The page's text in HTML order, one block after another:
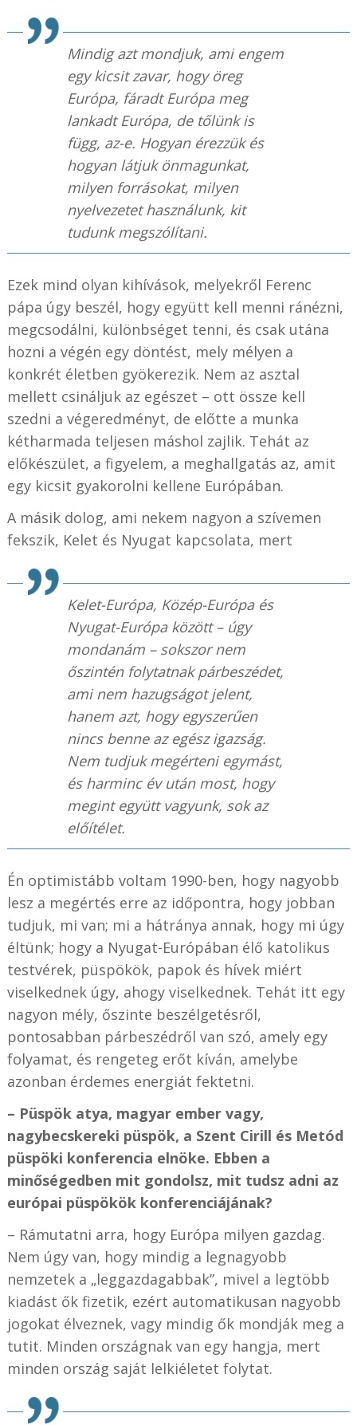
Mindig azt mondjuk, ami engem
egy kicsit zavar, hogy öreg
Európa, fáradt Európa meg
lankadt Európa, de tőlünk is
függ, az-e. Hogyan érezzük és
hogyan látjuk önmagunkat,
milyen forrásokat, milyen
nyelvezetet használunk, kit
tudunk megszólítani.
Ezek mind olyan kihívások, melyekről Ferenc
pápa úgy beszél, hogy együtt kell menni ránézni,
megcsodálni, különbséget tenni, és csak utána
hozni a végén egy döntést, mely mélyen a
konkrét életben gyökerezik. Nem az asztal
mellett csináljuk az egészet – ott össze kell
szedni a végeredményt, de előtte a munka
kétharmada teljesen máshol zajlik. Tehát az
előkészület, a figyelem, a meghallgatás az, amit
egy kicsit gyakorolni kellene Európában.
A másik dolog, ami nekem nagyon a szívemen
fekszik, Kelet és Nyugat kapcsolata, mert
Kelet-Európa, Közép-Európa és
Nyugat-Európa között – úgy
mondanám – sokszor nem
őszintén folytatnak párbeszédet,
ami nem hazugságot jelent,
hanem azt, hogy egyszerűen
nincs benne az egész igazság.
Nem tudjuk megérteni egymást,
és harminc év után most, hogy
megint együtt vagyunk, sok az
előítélet.
Én optimistább voltam 1990-ben, hogy nagyobb
lesz a megértés erre az időpontra, hogy jobban
tudjuk, mi van; mi a hátránya annak, hogy mi úgy
éltünk; hogy a Nyugat-Európában élő katolikus
testvérek, püspökök, papok és hívek miért
viselkednek úgy, ahogy viselkednek. Tehát itt egy
nagyon mély, őszinte beszélgetésről,
pontosabban párbeszédről van szó, amely egy
folyamat, és rengeteg erőt kíván, amelybe
azonban érdemes energiát fektetni.
– Püspök atya, magyar ember vagy,
nagybecskereki püspök, a Szent Cirill és Metód
püspöki konferencia elnöke. Ebben a
minőségedben mit gondolsz, mit tudsz adni az
európai püspökök konferenciájának?
– Rámutatni arra, hogy Európa milyen gazdag.
Nem úgy van, hogy mindig a legnagyobb
nemzetek a „leggazdagabbak”, mivel a legtöbb
kiadást ők fizetik, ezért automatikusan nagyobb
jogokat élveznek, vagy mindig ők mondják meg a
tutit. Minden országnak van egy hangja, mert
minden ország saját lelkiéletet folytat.